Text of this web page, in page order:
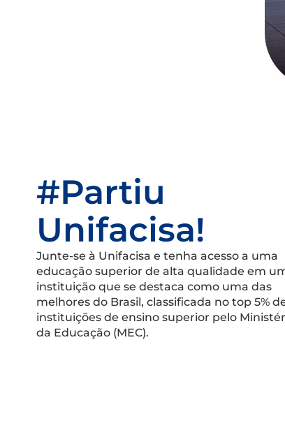
#Partiu
Unifacisa!
Junte-se à Unifacisa e tenha acesso a uma
educação superior de alta qualidade em
instituição que se destaca como uma das
melhores do Brasil, classificada no top 5%
instituições de ensino superior pelo
da Educação (MEC).